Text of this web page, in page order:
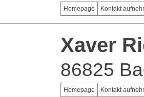
Homepage Kontakt
Xaver
86825
Homepage Kontakt